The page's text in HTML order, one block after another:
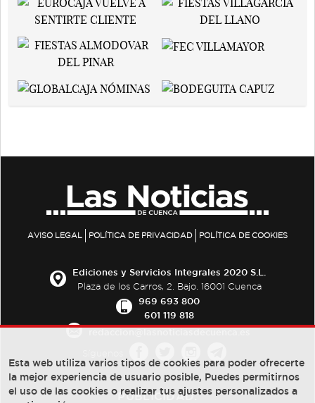
AVISO LEGAL POLÍTICA DE PRIVACIDAD POLÍTICA DE COOKIES
Ediciones y Servicios Integrales 2020 S.L.
Plaza de los Carros, 2. Bajo. 16001 Cuenca
969 693 800
601 119 818
PUBLICIDAD:
Esta web utiliza varios tipos de cookies para poder ofrecerte
la mejor experiencia de usuario posible, Puedes permitirnos
el uso de las cookies o realizar tus ajustes personalizados a